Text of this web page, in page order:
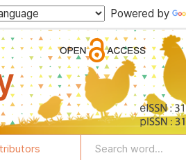
Powered by